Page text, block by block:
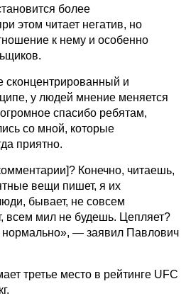
более
этом читает негатив, но
к нему и особенно
сконцентрированный и
у людей мнение меняется
огромное спасибо ребятам,
со мной, которые
приятно.
Конечно, читаешь,
вещи пишет, я их
бывает, не совсем
всем мил не будешь. Цепляет?
нормально», — заявил Павлович
третье место в рейтинге UFC